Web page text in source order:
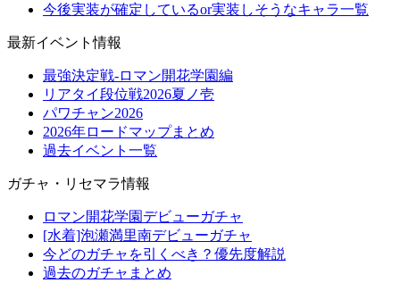
今後実装が確定しているor実装しそうなキャラ一覧
最新イベント情報
最強決定戦-ロマン開花学園編
リアタイ段位戦2026夏ノ壱
パワチャン2026
2026年ロードマップまとめ
過去イベント一覧
ガチャ・リセマラ情報
ロマン開花学園デビューガチャ
[水着]泡瀬満里南デビューガチャ
今どのガチャを引くべき？優先度解説
過去のガチャまとめ